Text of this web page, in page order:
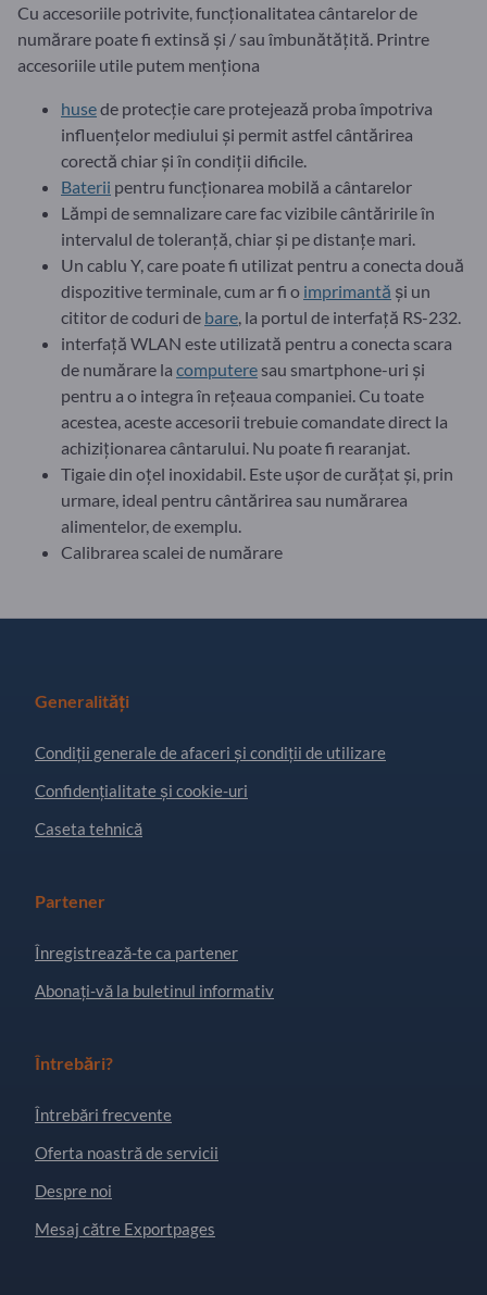
Cu accesoriile potrivite, funcționalitatea cântarelor de
numărare poate fi extinsă și / sau îmbunătățită. Printre
accesoriile utile putem menționa
husede protecție care protejează proba împotriva
influențelor mediului și permit astfel cântărirea
corectă chiar și în condiții dificile.
Baterii pentru funcționarea mobilă a cântarelor
Lămpi de semnalizare care fac vizibile cântăririle în
intervalul de toleranță, chiar și pe distanțe mari.
Un cablu Y, care poate fi utilizat pentru a conecta două
dispozitive terminale, cum ar fi o imprimantă și un
cititor de coduri de bare , la portul de interfață RS-232.
interfață WLAN este utilizată pentru a conecta scara
de numărare la computere sau smartphone-uri și
pentru a o integra în rețeaua companiei. Cu toate
acestea, aceste accesorii trebuie comandate direct la
achiziționarea cântarului. Nu poate fi rearanjat.
Tigaie din oțel inoxidabil. Este ușor de curățat și, prin
urmare, ideal pentru cântărirea sau numărarea
alimentelor, de exemplu.
Calibrarea scalei de numărare
Generalități
Condiţii generale de afaceri și condiții de utilizare
Confidențialitate și cookie-uri
Caseta tehnică
Partener
Înregistrează-te ca partener
Abonați-vă la buletinul informativ
Întrebări?
Întrebări frecvente
Oferta noastră de servicii
Despre noi
Mesaj către Exportpages